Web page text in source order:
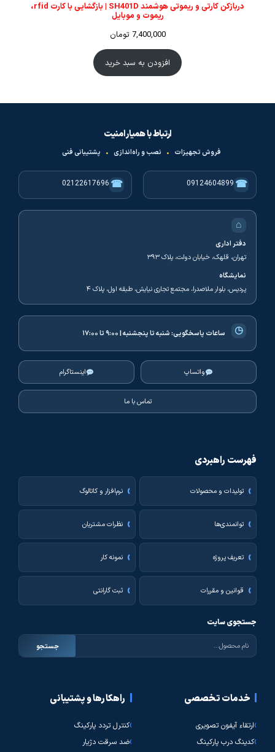
دربازکن کارتی و ریموتی هوشمند SH401D | بازگشایی با کارت rfid،
ریموت و موبایل
7,400,000 تومان
افزودن به سبد خرید
ارتباط با همیار امنیت
فروش تجهیزات • نصب و راه‌اندازی • پشتیبانی فنی
☎
09124604899
☎
02122617696
⌂
دفتر اداری
تهران، قلهک، خیابان دولت، پلاک ۳۹۳
نمایشگاه
پردیس، بلوار ملاصدرا، مجتمع تجاری نیایش، طبقه اول، پلاک ۴
◷ ساعات پاسخگویی:شنبه تا پنجشنبه | ۹:۰۰ تا ۱۷:۰۰
واتساپ اینستاگرام
تماس با ما
فهرست راهبردی
تولیدات و محصولات نرم‌افزار و کاتالوگ
توانمندی‌ها نظرات مشتریان
تعریف پروژه نمونه کار
قوانین و مقررات ثبت گارانتی
جستجوی سایت
جستجو
خدمات تخصصی
ارتقاء آیفون تصویری
کدینگ درب پارکینگ
راهکارها و پشتیبانی
کنترل تردد پارکینگ
ضد سرقت دژیار